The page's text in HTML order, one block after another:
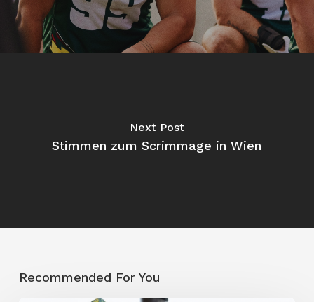
Next Post
Stimmen zum Scrimmage in Wien
Recommended For You